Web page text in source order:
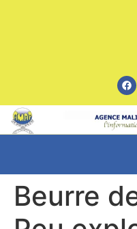
Beurre